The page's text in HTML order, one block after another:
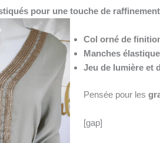
pour une touche de raffinement
Col orné de
Manches
Jeu de lumière et
Pensée pour les
[gap]